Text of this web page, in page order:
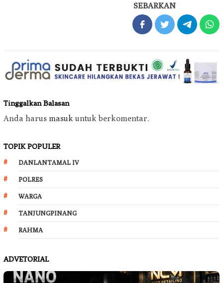
SEBARKAN
Tinggalkan Balasan
Anda harus masuk untuk berkomentar.
TOPIK POPULER
DANLANTAMAL IV
POLRES
WARGA
TANJUNGPINANG
RAHMA
ADVETORIAL